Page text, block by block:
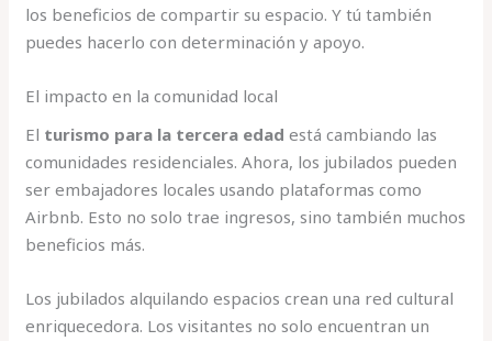
los beneficios de compartir su espacio. Y tú también
puedes hacerlo con determinación y apoyo.
El impacto en la comunidad local
El turismo para la tercera edad está cambiando las
comunidades residenciales. Ahora, los jubilados pueden
ser embajadores locales usando plataformas como
Airbnb. Esto no solo trae ingresos, sino también muchos
beneficios más.
Los jubilados alquilando espacios crean una red cultural
enriquecedora. Los visitantes no solo encuentran un